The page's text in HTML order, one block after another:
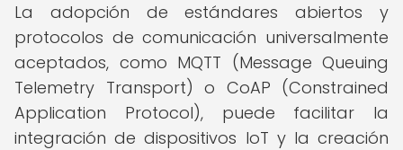
La adopción de estándares abiertos y
protocolos de comunicación universalmente
aceptados, como MQTT (Message Queuing
Telemetry Transport) o CoAP (Constrained
Application Protocol), puede facilitar la
integración de dispositivos IoT y la creación